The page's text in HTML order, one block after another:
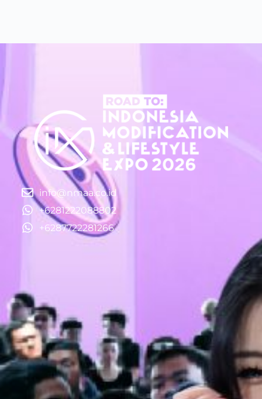
info@nmaa.co.id
+6281222088802
+6287722281266